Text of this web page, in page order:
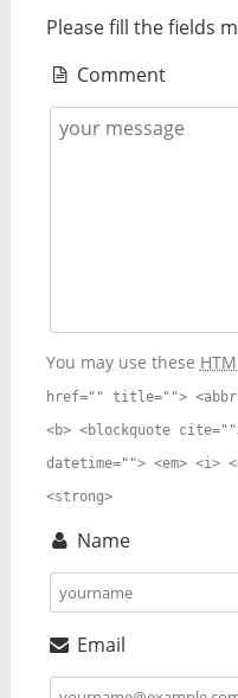
Please fill the fields
Comment
You may use these
href="" title="">
<b> <blockquote
datetime=""> <em> <i>
<strong>
Name
Email